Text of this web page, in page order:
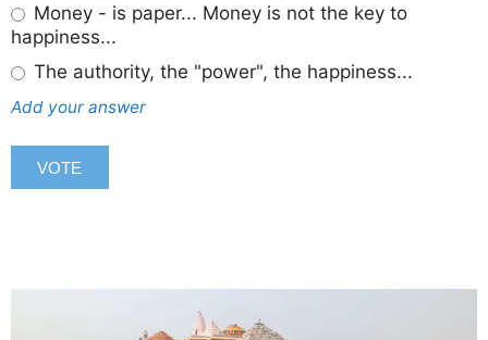
Money - is paper... Money is not the key to
happiness...
The authority, the "power", the happiness...
Add your answer